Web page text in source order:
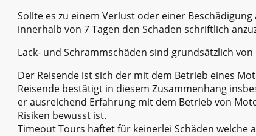
Sollte es zu einem Verlust oder einer
innerhalb von 7 Tagen den Schaden schriftlich
Lack- und Schrammschäden sind grundsätzlich
Der Reisende ist sich der mit dem Betrieb eines
Reisende bestätigt in diesem Zusammenhang
er ausreichend Erfahrung mit dem Betrieb von
Risiken bewusst ist.
Timeout Tours haftet für keinerlei Schäden welche